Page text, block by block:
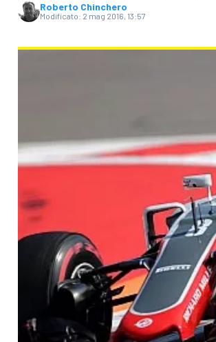
Roberto Chinchero
Modificato: 2 mag 2016, 13:57